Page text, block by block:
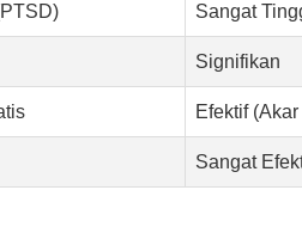
Sangat
Signifikan
Efektif
Sangat